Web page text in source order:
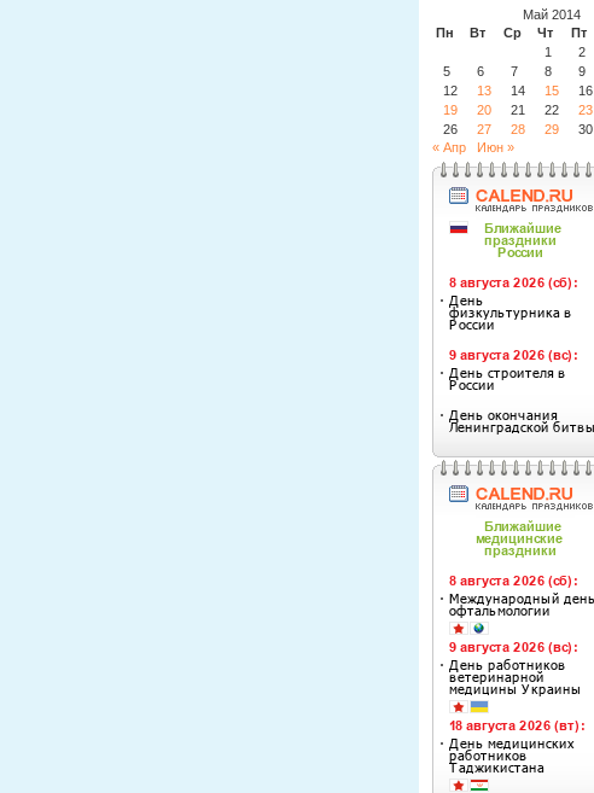
Май 2014
Пн
Вт Ср Чт Пт
1
2
5
6 7 8 9
12
13 14 15 16
19
20 21 22 23
26
27 28 29 30
« Апр
Июн »